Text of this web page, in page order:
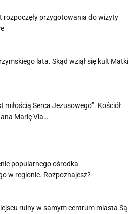
rozpoczęły przygotowania do wizyty
lata. Skąd wziął się kult Matki
miłością Serca Jezusowego”. Kościół
Marię Via…
popularnego ośrodka
w regionie. Rozpoznajesz?
ruiny w samym centrum miasta Są